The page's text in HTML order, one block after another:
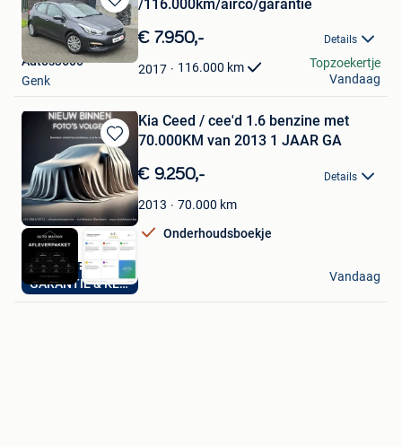
Bewaren
in
Mijn
Favorieten
/116.000km/airco/garantie
€ 7.950,- Details
2017 116.000 km
Autos3600
Genk
Topzoekertje
Vandaag
Bewaren
in
Mijn
Favorieten
GARANTIE & KEURING
Kia Ceed / cee'd 1.6 benzine met
70.000KM van 2013 1 JAAR GA
€ 9.250,- Details
2013 70.000 km
Onderhoudsboekje
AutoHuis Berchem
Berchem
Vandaag